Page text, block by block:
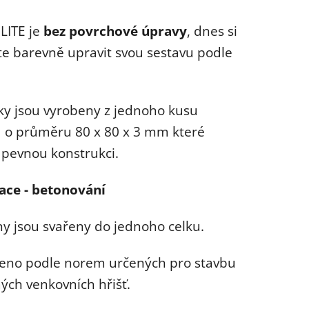
je bez povrchové úpravy, dnes si
barevně upravit svou sestavu podle
jsou vyrobeny z jednoho kusu
o průměru 80 x 80 x 3 mm které
konstrukci.
- betonování
jsou svařeny do jednoho celku.
podle norem určených pro stavbu
venkovních hřišť.